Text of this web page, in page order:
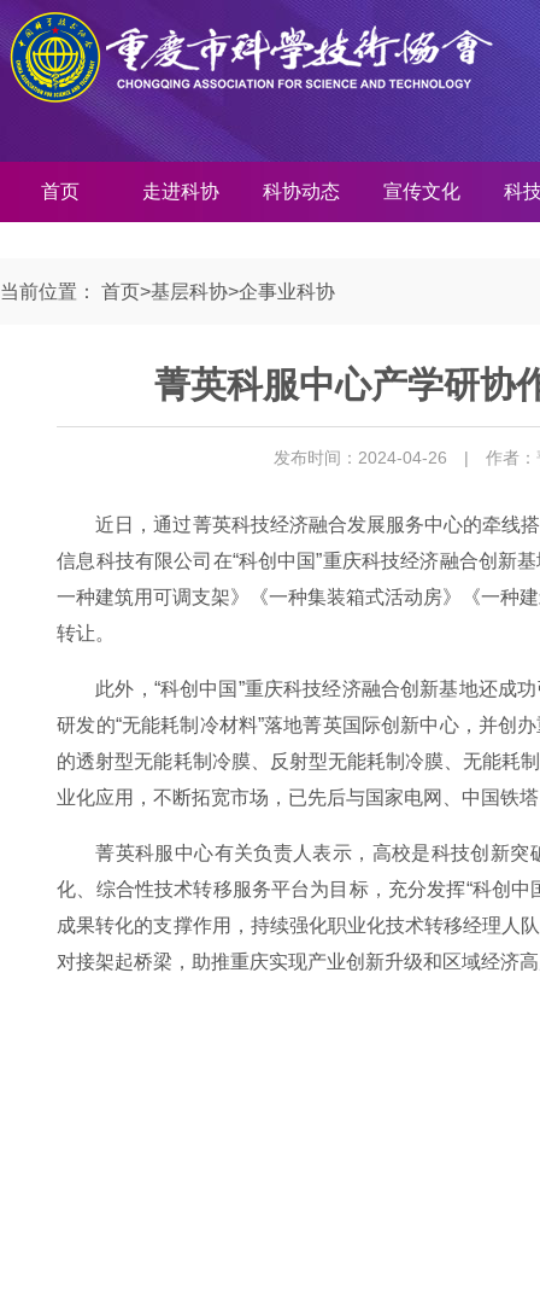
首页 走进科协 科协动态 宣传文化 科
当前位置： 首页>基层科协>企事业科协
菁英科服中心产学研协
发布时间：2024-04-26 | 作者：
近日，通过菁英科技经济融合发展服务中心的牵线
信息科技有限公司在“科创中国”重庆科技经济融合创新
一种建筑用可调支架》《一种集装箱式活动房》《一种
转让。
此外，“科创中国”重庆科技经济融合创新基地还成
研发的“无能耗制冷材料”落地菁英国际创新中心，并创
的透射型无能耗制冷膜、反射型无能耗制冷膜、无能耗
业化应用，不断拓宽市场，已先后与国家电网、中国铁
菁英科服中心有关负责人表示，高校是科技创新
化、综合性技术转移服务平台为目标，充分发挥“科创
成果转化的支撑作用，持续强化职业化技术转移经理人
对接架起桥梁，助推重庆实现产业创新升级和区域经济